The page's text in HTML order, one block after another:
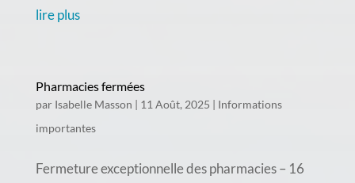
lire plus
Pharmacies fermées
par Isabelle Masson | 11 Août, 2025 | Informations
importantes
Fermeture exceptionnelle des pharmacies – 16